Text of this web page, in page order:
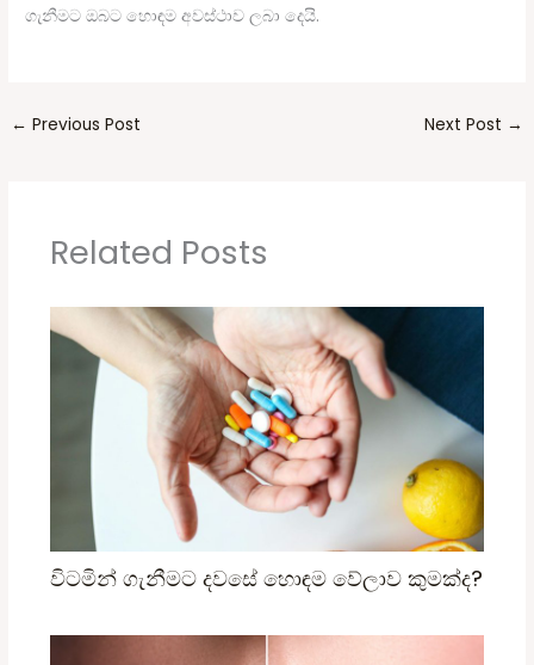
ගැනීමට ඔබට හොඳම අවස්ථාව ලබා දෙයි.
← Previous Post Next Post →
Related Posts
විටමින් ගැනීමට දවසේ හොඳම වේලාව කුමක්ද?